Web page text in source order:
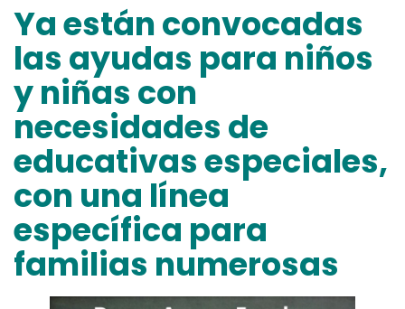
Ya están convocadas
las ayudas para niños
y niñas con
necesidades de
educativas especiales,
con una línea
específica para
familias numerosas